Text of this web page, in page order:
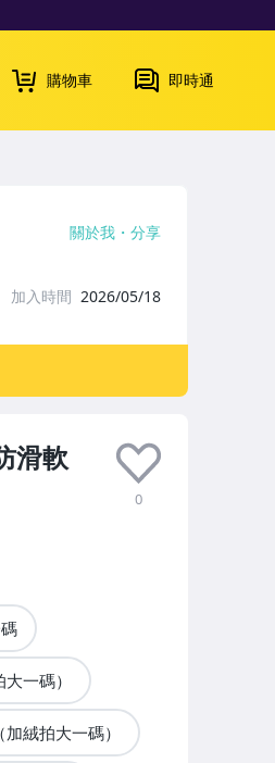
購物車 即時通
滑軟
0
一碼）
絨拍大一碼）
關於我 分享
加入時間 2026/05/18